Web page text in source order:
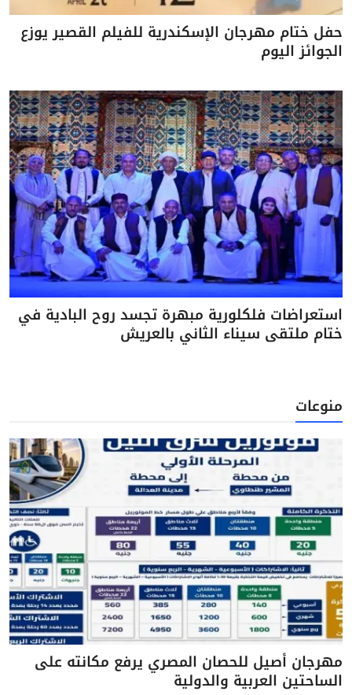
حفل ختام مهرجان الإسكندرية للفيلم القصير يوزع
الجوائز اليوم
استعراضات فلكلورية مبهرة تجسد روح البادية في
ختام ملتقى سيناء الثاني بالعريش
منوعات
مهرجان أصيل للحصان المصري يرفع مكانته على
الساحتين العربية والدولية